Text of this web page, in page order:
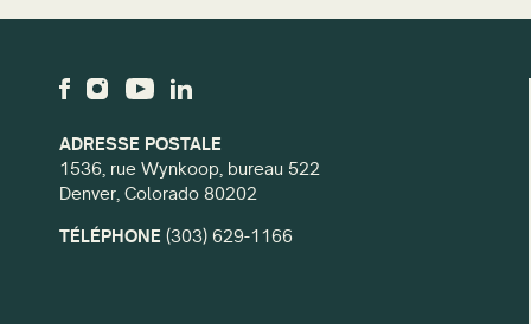
ADRESSE POSTALE
1536, rue Wynkoop, bureau 522
Denver, Colorado 80202
TÉLÉPHONE (303) 629-1166